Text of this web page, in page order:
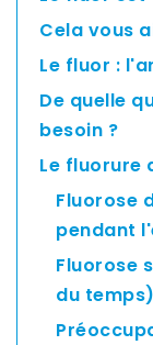
English
Pacific
Australia
New
Zealand
Cela vous
Le fluor :
De quelle
besoin ?
Le fluorure
Fluorose
pendant
Fluorose
du temps)